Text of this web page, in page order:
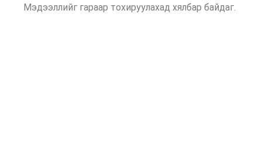
Мэдээллийг гараар тохируулахад хялбар байдаг.